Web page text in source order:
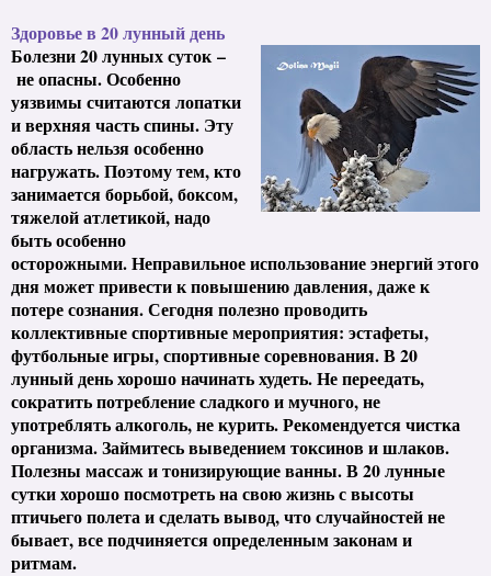
Здоровье в 20 лунный день
Болезни 20 лунных суток–
не опасны. Особенно
уязвимы считаются лопатки
и верхняя часть спины. Эту
область нельзя особенно
нагружать. Поэтому тем, кто
занимается борьбой, боксом,
тяжелойатлетикой, надо
быть особенно
осторожными. Неправильное использование энергий этого
дня может привести к повышению давления, даже к
потере сознания. Сегодня полезно проводить
коллективные спортивные мероприятия: эстафеты,
футбольные игры, спортивные соревнования. В 20
лунный день хорошо начинать худеть. Не переедать,
сократить потребление сладкого и мучного, не
употреблять алкоголь, не курить. Рекомендуется чистка
организма. Займитесь выведением токсинов и шлаков.
Полезны массаж и тонизирующие ванны. В 20 лунные
сутки хорошо посмотреть на свою жизнь с высоты
птичьего полета и сделать вывод, что случайностей не
бывает, все подчиняется определенным законам и
ритмам.